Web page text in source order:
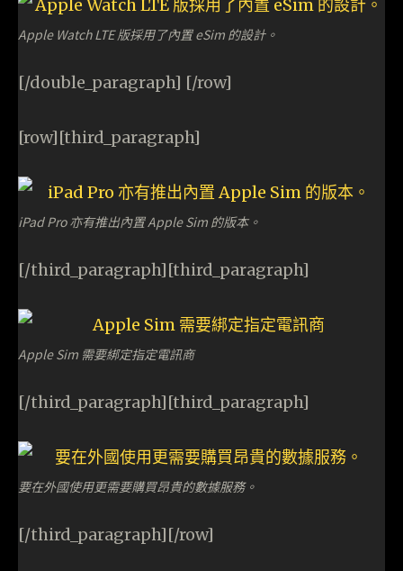
Apple Watch LTE 版採用了內置 eSim 的設計。
[/double_paragraph] [/row]
[row][third_paragraph]
iPad Pro 亦有推出內置 Apple Sim 的版本。
[/third_paragraph][third_paragraph]
Apple Sim 需要綁定指定電訊商
[/third_paragraph][third_paragraph]
要在外國使用更需要購買昂貴的數據服務。
[/third_paragraph][/row]